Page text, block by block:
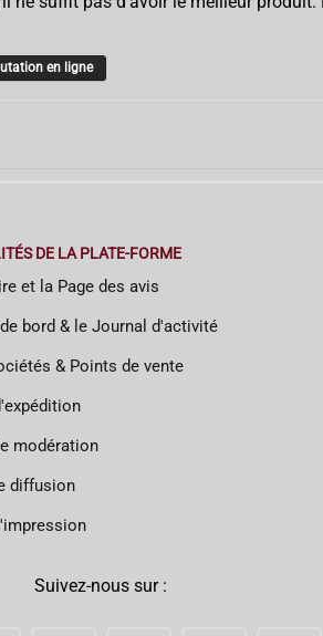
en ligne
DE LA PLATE-FORME
et la Page des avis
bord & le Journal d'activité
& Points de vente
modération
diffusion
Suivez-nous sur :